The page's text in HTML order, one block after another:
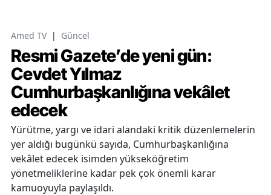
Amed TV | Güncel
Resmi Gazete’de yeni gün:
Cevdet Yılmaz
Cumhurbaşkanlığına vekâlet
edecek
Yürütme, yargı ve idari alandaki kritik düzenlemelerin
yer aldığı bugünkü sayıda, Cumhurbaşkanlığına
vekâlet edecek isimden yükseköğretim
yönetmeliklerine kadar pek çok önemli karar
kamuoyuyla paylaşıldı.